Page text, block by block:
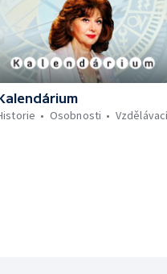
Osobnosti